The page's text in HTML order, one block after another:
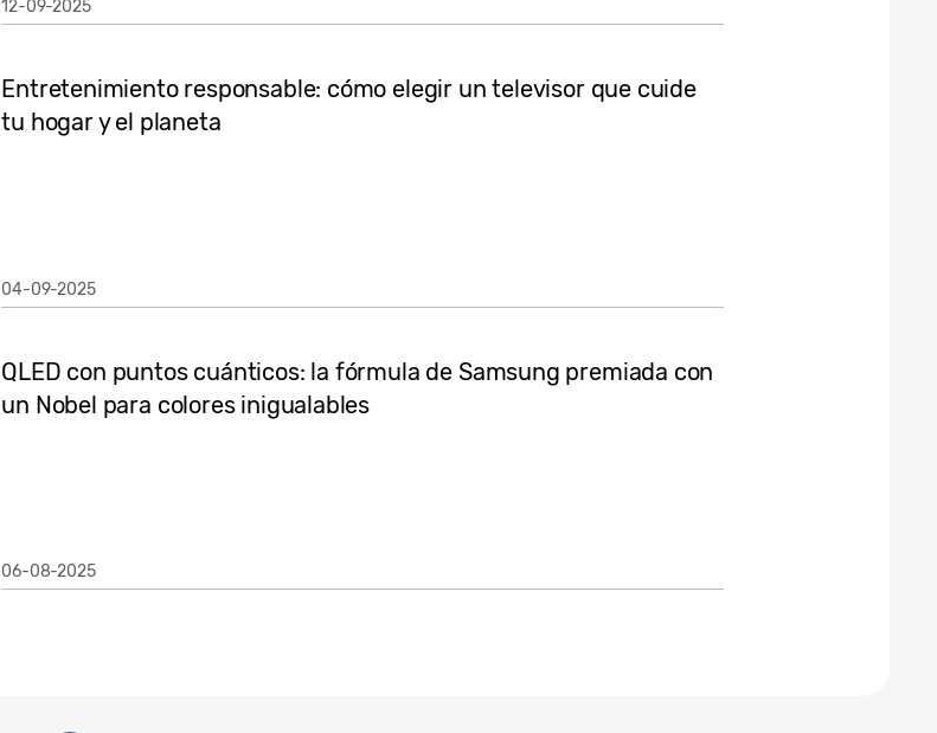
12-09-2025
Entretenimiento responsable: cómo elegir un televisor que cuide
tu hogar y el planeta
04-09-2025
QLED con puntos cuánticos: la fórmula de Samsung premiada con
un Nobel para colores inigualables
06-08-2025